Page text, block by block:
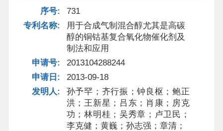
731
用于合成气制混合醇尤其是高碳
醇的铜钴基复合氧化物催化剂及
制法和应用
2013104288244
2013-09-18
孙予罕；齐行振；钟良枢；鲍正
洪；王新星；吕东；肖康；房克
功；林明桂；吴秀章；卢卫民；
李克健；黄巍；孙志强；章清；